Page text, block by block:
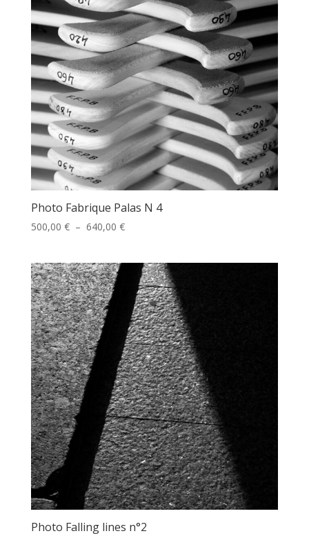
Photo Fabrique Palas N 4
500,00 € – 640,00 €Plage
500,00 €
640,00 €
Photo Falling lines n°2